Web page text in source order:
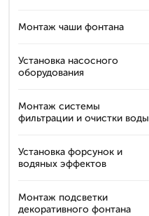
Монтаж чаши фонтана
Установка насосного
оборудования
Монтаж системы
фильтрации и очистки воды
Установка форсунок и
водяных эффектов
Монтаж подсветки
декоративного фонтана